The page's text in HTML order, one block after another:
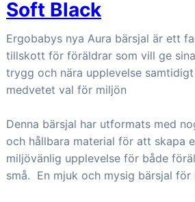
Soft Black
Ergobabys nya Aura bärsjal är ett
tillskott för föräldrar som vill ge
trygg och nära upplevelse
medvetet val för miljön
Denna bärsjal har utformats med
och hållbara material för att skapa
miljövänlig upplevelse för både
små. En mjuk och mysig bärsjal för